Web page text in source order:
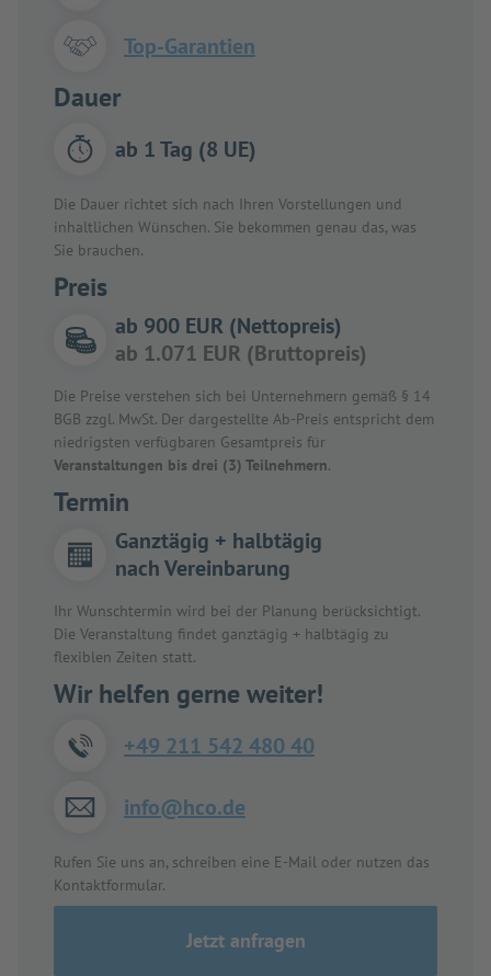
Top-Garantien
Dauer
ab 1 Tag (8 UE)
Die Dauer richtet sich nach Ihren Vorstellungen und
inhaltlichen Wünschen. Sie bekommen genau das, was
Sie brauchen.
Preis
ab 900 EUR (Nettopreis)
ab 1.071 EUR (Bruttopreis)
Die Preise verstehen sich bei Unternehmern gemäß § 14
BGB zzgl. MwSt. Der dargestellte Ab-Preis entspricht dem
niedrigsten verfügbaren Gesamtpreis für
Veranstaltungen bis drei (3) Teilnehmern.
Termin
Ganztägig + halbtägig
nach Vereinbarung
Ihr Wunschtermin wird bei der Planung berücksichtigt.
Die Veranstaltung findet ganztägig + halbtägig zu
flexiblen Zeiten statt.
Wir helfen gerne weiter!
+49 211 542 480 40
info@hco.de
Rufen Sie uns an, schreiben eine E-Mail oder nutzen das
Kontaktformular.
Jetzt anfragen